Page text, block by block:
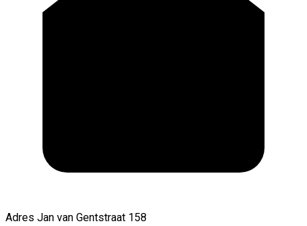
Adres Jan van Gentstraat 158